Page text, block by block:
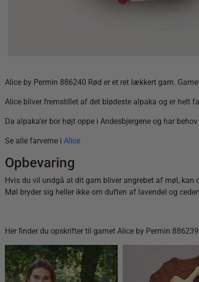
Alice by Permin 886240 Rød er et ret lækkert garn.
Alice bliver fremstillet af det blødeste alpaka og er helt
Da alpaka’er bor højt oppe i Andesbjergene og har
Se alle farverne i Alice
Opbevaring
Hvis du vil undgå at dit garn bliver angrebet af møl,
Møl bryder sig heller ikke om duften af lavendel og
Her finder du opskrifter til garnet Alice by Permin